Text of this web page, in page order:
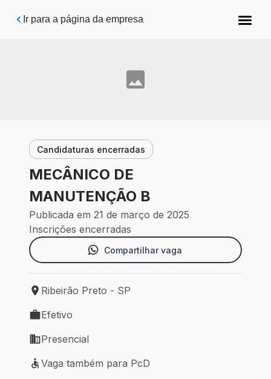
Pular para o conteúdo principal
Ir para a página da empresa
Candidaturas encerradas
MECÂNICO DE
MANUTENÇÃO B
Publicada em 21 de março de 2025
Inscrições encerradas
Compartilhar vaga
Local de trabalho: Ribeirão Preto - SP
Ribeirão Preto - SP
Tipo de vaga: Efetivo
Efetivo
Modelo de trabalho: Presencial
Presencial
Vaga também para PcD
Vaga também para PcD